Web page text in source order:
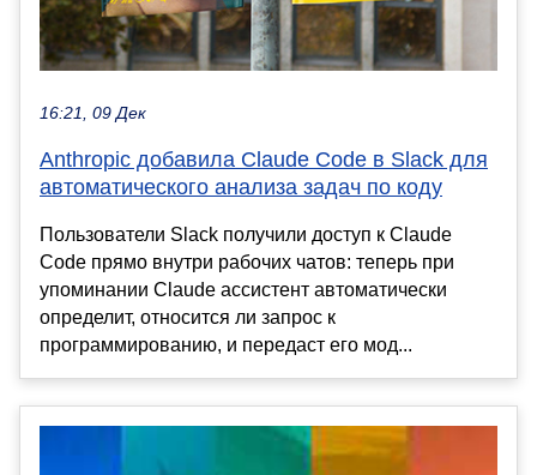
16:21, 09 Дек
Anthropic добавила Claude Code в Slack для
автоматического анализа задач по коду
Пользователи Slack получили доступ к Claude
Code прямо внутри рабочих чатов: теперь при
упоминании Claude ассистент автоматически
определит, относится ли запрос к
программированию, и передаст его мод...